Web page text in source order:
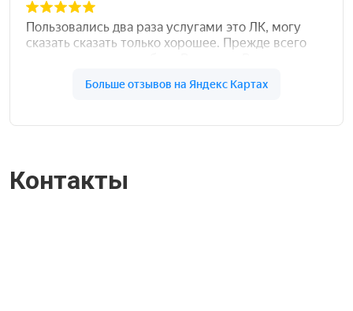
Контакты